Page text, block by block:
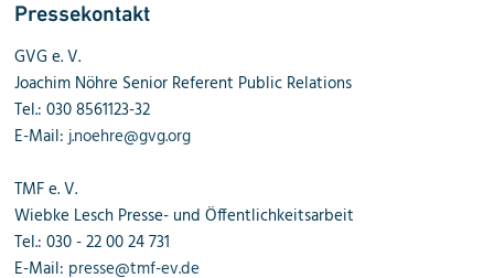
Pressekontakt
GVG e. V.
Joachim Nöhre Senior Referent Public Relations
Tel.: 030 8561123-32
E-Mail:j.noehre@gvg.org
TMF e. V.
Wiebke Lesch Presse- und Öffentlichkeitsarbeit
Tel.: 030 - 22 00 24 731
E-Mail: presse@tmf-ev.de